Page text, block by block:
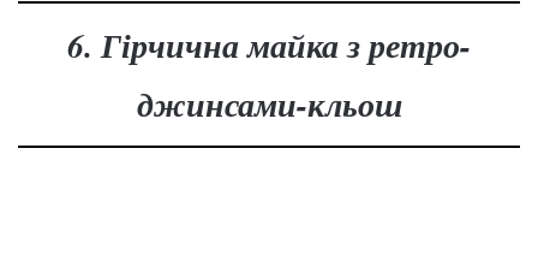
6. Гірчична майка з ретро-
джинсами-кльош